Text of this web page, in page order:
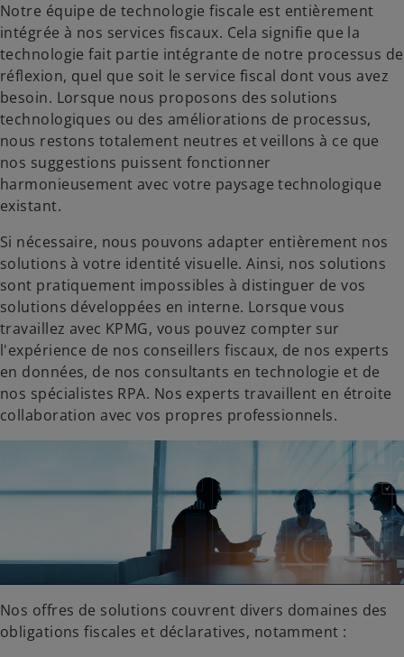
Notre équipe de technologie fiscale est entièrement
intégrée à nos services fiscaux. Cela signifie que la
technologie fait partie intégrante de notre processus de
réflexion, quel que soit le service fiscal dont vous avez
besoin. Lorsque nous proposons des solutions
technologiques ou des améliorations de processus,
nous restons totalement neutres et veillons à ce que
nos suggestions puissent fonctionner
harmonieusement avec votre paysage technologique
existant.
Si nécessaire, nous pouvons adapter entièrement nos
solutions à votre identité visuelle. Ainsi, nos solutions
sont pratiquement impossibles à distinguer de vos
solutions développées en interne. Lorsque vous
travaillez avec KPMG, vous pouvez compter sur
l'expérience de nos conseillers fiscaux, de nos experts
en données, de nos consultants en technologie et de
nos spécialistes RPA. Nos experts travaillent en étroite
collaboration avec vos propres professionnels.
Nos offres de solutions couvrent divers domaines des
obligations fiscales et déclaratives, notamment :